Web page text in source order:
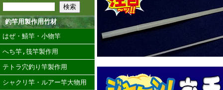
釣竿用製作用竹材
はぜ・鱚竿・小物竿
へち竿,筏竿製作用
テトラ穴釣り竿製作用
シャクリ竿・ルアー竿大物用